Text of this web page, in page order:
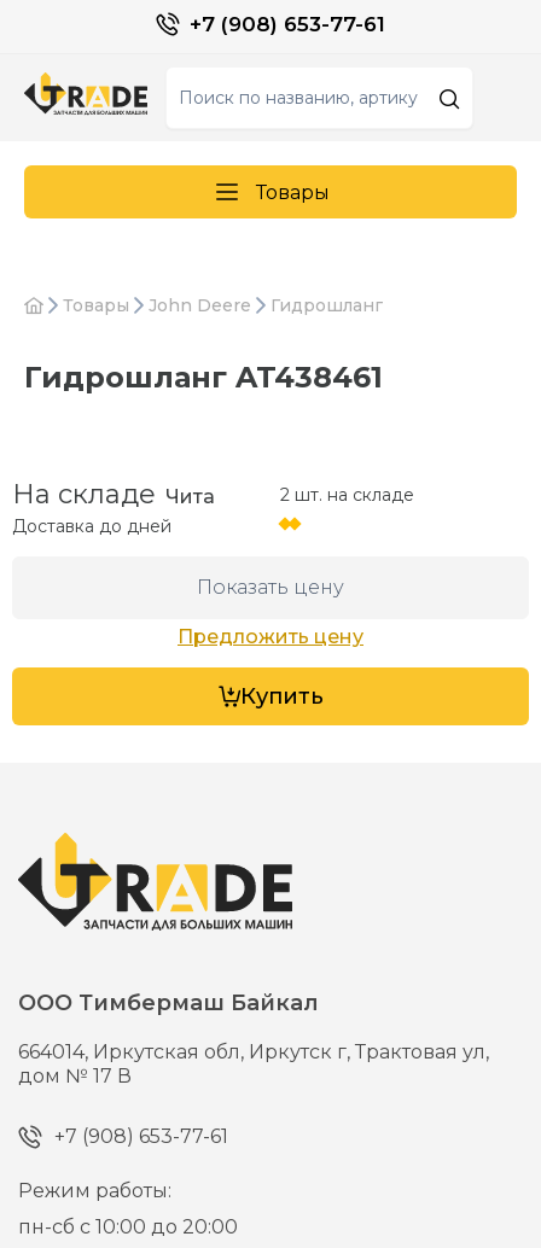
+7 (908) 653-77-61
Товары
Товары John Deere Гидрошланг
Гидрошланг AT438461
На складе Чита
Доставка до дней
2 шт. на складе
Показать цену
Предложить цену
Купить
ООО Тимбермаш Байкал
664014, Иркутская обл, Иркутск г,Трактовая ул,
дом № 17 В
+7 (908) 653-77-61
Режим работы:
пн-сб с 10:00 до 20:00